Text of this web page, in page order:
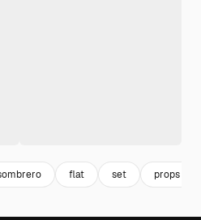
flat set props